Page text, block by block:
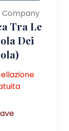
Tra Le
Dei